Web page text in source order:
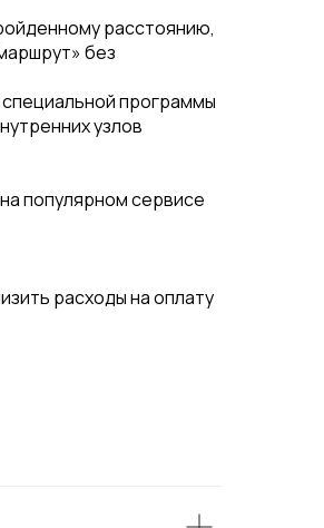
расстоянию,
без
специальной программы
узлов
популярном сервисе
расходы на оплату